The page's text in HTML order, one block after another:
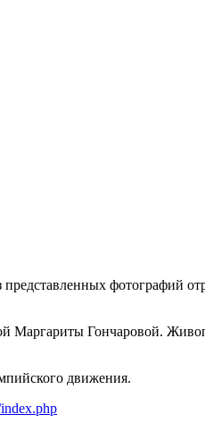
фотографий
Маргариты Гончаровой.
движения.